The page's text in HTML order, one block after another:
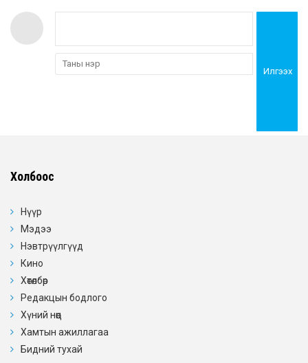
Илгээх
Холбоос
Нүүр
Мэдээ
Нэвтрүүлгүүд
Кино
Хөтөлбөр
Редакцын бодлого
Хүний нөөц
Хамтын ажиллагаа
Бидний тухай